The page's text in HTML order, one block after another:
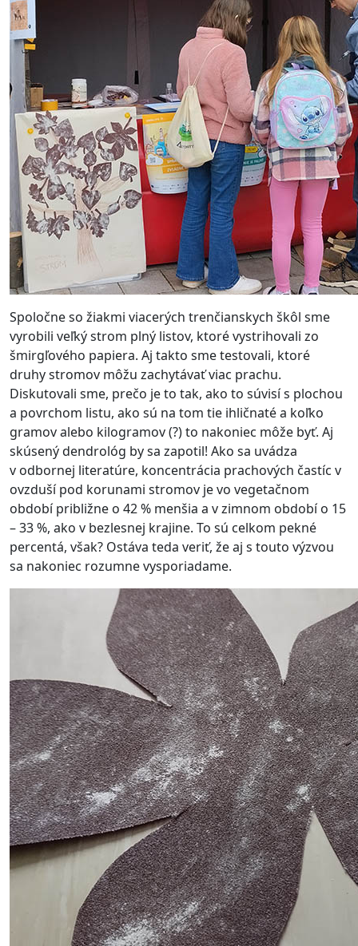
Spoločne so žiakmi viacerých trenčianskych škôl sme
vyrobili veľký strom plný listov, ktoré vystrihovali zo
šmirgľového papiera. Aj takto sme testovali, ktoré
druhy stromov môžu zachytávať viac prachu.
Diskutovali sme, prečo je to tak, ako to súvisí s plochou
a povrchom listu, ako sú na tom tie ihličnaté a koľko
gramov alebo kilogramov (?) to nakoniec môže byť. Aj
skúsený dendrológ by sa zapotil! Ako sa uvádza
v odbornej literatúre, koncentrácia prachových častíc v
ovzduší pod korunami stromov je vo vegetačnom
období približne o 42 % menšia a v zimnom období o 15
– 33 %, ako v bezlesnej krajine. To sú celkom pekné
percentá, však? Ostáva teda veriť, že aj s touto výzvou
sa nakoniec rozumne vysporiadame.